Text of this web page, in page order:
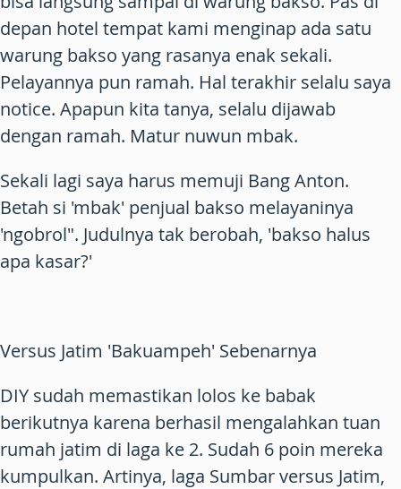
depan hotel tempat kami menginap ada satu
warung bakso yang rasanya enak sekali.
Pelayannya pun ramah. Hal terakhir selalu saya
notice. Apapun kita tanya, selalu dijawab
dengan ramah. Matur nuwun mbak.
Sekali lagi saya harus memuji Bang Anton.
Betah si 'mbak' penjual bakso melayaninya
'ngobrol". Judulnya tak berobah, 'bakso halus
apa kasar?'
Versus Jatim 'Bakuampeh' Sebenarnya
DIY sudah memastikan lolos ke babak
berikutnya karena berhasil mengalahkan tuan
rumah jatim di laga ke 2. Sudah 6 poin mereka
kumpulkan. Artinya, laga Sumbar versus Jatim,